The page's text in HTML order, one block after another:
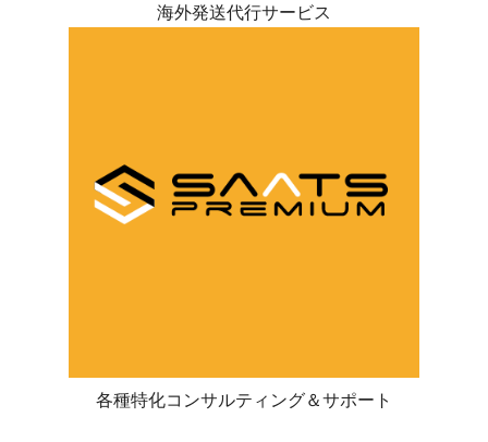
海外発送代行サービス
各種特化コンサルティング＆サポート